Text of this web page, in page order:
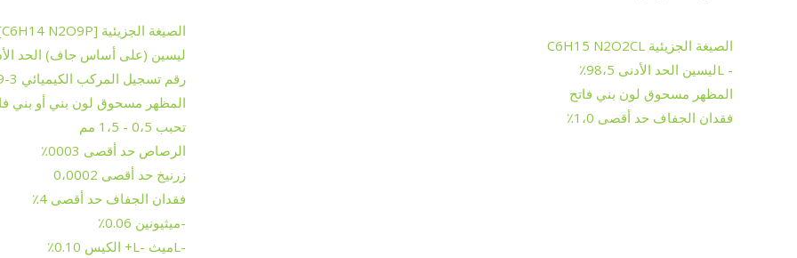
الصيغة الجزيئية [C6H14 N2O9P] 2-H2SO4
ليسين (على أساس جاف) الحد
رقم تسجيل المركب الكيميائي CAS No 6043-69-3
المظهر مسحوق لون بني أو بني
تحبب 0،5 - 1،5 مم
الرصاص حد أقصى 0003٪
زرنيخ حد أقصى 0،0002
فقدان الجفاف حد أقصى 4٪
-ميثيونين 0.06٪
-Lميث -L+ الكيس 0.10٪
الصيغة الجزيئية C6H15 N2O2CL
- Lليسين الحد الأدنى 98،5٪
المظهر مسحوق لون بني فاتح
فقدان الجفاف حد أقصى 1،0٪